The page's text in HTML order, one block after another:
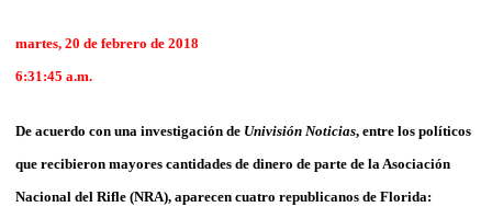
martes, 20 de febrero de 2018
6:31:45 a.m.
De acuerdo con una investigación de Univisión Noticias, entre los políticos
que recibieron mayores cantidades de dinero de parte de la Asociación
Nacional del Rifle (NRA), aparecen cuatro republicanos de Florida: